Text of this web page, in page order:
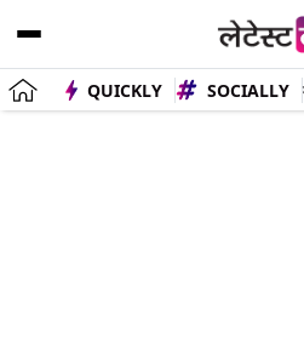
QUICKLY SOCIALLY